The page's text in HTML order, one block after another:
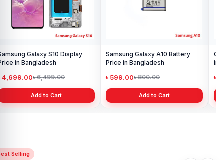
Galaxy S10 Display
in Bangladesh
4,699.00৳ 6,499.00
Add to Cart
Samsung Galaxy A10 Battery
Price in Bangladesh
৳ 599.00৳ 800.00
Add to Cart
in
৳
Selling